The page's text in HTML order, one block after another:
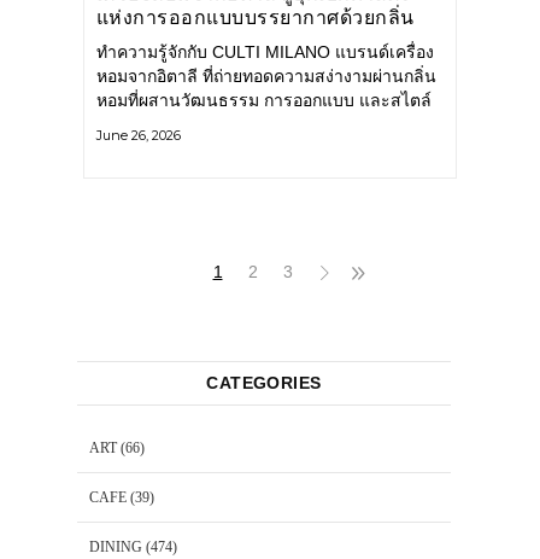
แห่งการออกแบบบรรยากาศด้วยกลิ่น
หอม ผสานสไตล์อันโดดเด่นอย่างลงตัว
ทำความรู้จักกับ CULTI MILANO แบรนด์เครื่อง
หอมจากอิตาลี ที่ถ่ายทอดความสง่างามผ่านกลิ่น
หอมที่ผสานวัฒนธรรม การออกแบบ และสไตล์
แบรนด์เครื่องหอมระดับลักชัวรีดีไซน์เอกลักษณ์
June 26, 2026
1 2 3
CATEGORIES
ART(66)
CAFE (39)
DINING (474)